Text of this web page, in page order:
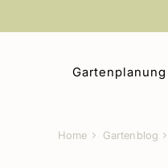
Gartenplanung
Home Gartenblog